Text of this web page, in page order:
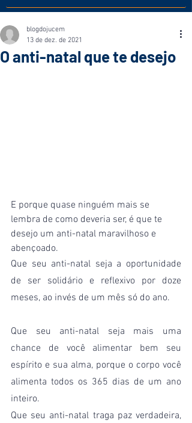
O anti-natal que te desejo
blogdojucem
13 de dez. de 2021
E porque quase ninguém mais se
lembra de como deveria ser, é que te
desejo um anti-natal maravilhoso e
abençoado.
Que seu anti-natal seja a oportunidade
de ser solidário e reflexivo por doze
meses, ao invés de um mês só do ano.
Que seu anti-natal seja mais uma
chance de você alimentar bem seu
espírito e sua alma, porque o corpo você
alimenta todos os 365 dias de um ano
inteiro.
Que seu anti-natal traga paz verdadeira,